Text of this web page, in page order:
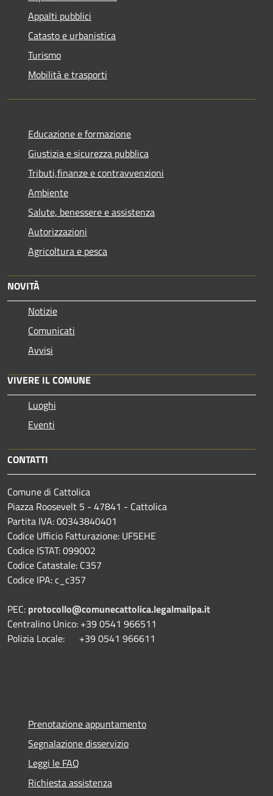
Appalti pubblici
Catasto e urbanistica
Turismo
Mobilità e trasporti
Educazione e formazione
Giustizia e sicurezza pubblica
Tributi,finanze e contravvenzioni
Ambiente
Salute, benessere e assistenza
Autorizzazioni
Agricoltura e pesca
NOVITÀ
Notizie
Comunicati
Avvisi
VIVERE IL COMUNE
Luoghi
Eventi
CONTATTI
Comune di Cattolica
Piazza Roosevelt 5 - 47841 - Cattolica
Partita IVA: 00343840401
Codice Ufficio Fatturazione: UF5EHE
Codice ISTAT: 099002
Codice Catastale: C357
Codice IPA: c_c357
PEC: protocollo@comunecattolica.legalmailpa.it
Centralino Unico: +39 0541 966511
Polizia Locale: +39 0541 966611
Prenotazione appuntamento
Segnalazione disservizio
Leggi le FAQ
Richiesta assistenza